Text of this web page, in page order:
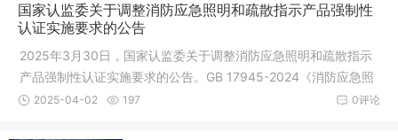
国家认监委关于调整消防应急照明和疏散指示产品强制性
认证实施要求的公告
2025年3月30日，国家认监委关于调整消防应急照明和疏散指示
产品强制性认证实施要求的公告。GB 17945-2024《消防应急照
明和疏散指示系统》新版国家标准将于2025年5月1日起正式实0评论
2025-04-02 197